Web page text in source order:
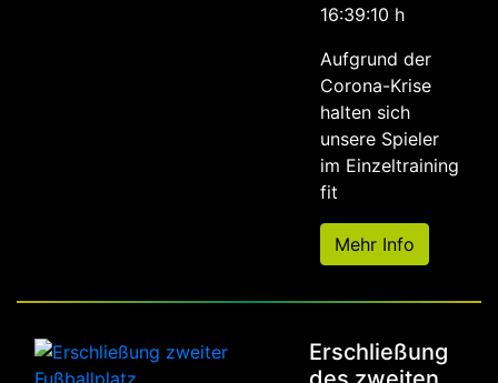
16:39:10 h
Aufgrund der
Corona-Krise
halten sich
unsere Spieler
im Einzeltraining
fit
Mehr Info
Erschließung